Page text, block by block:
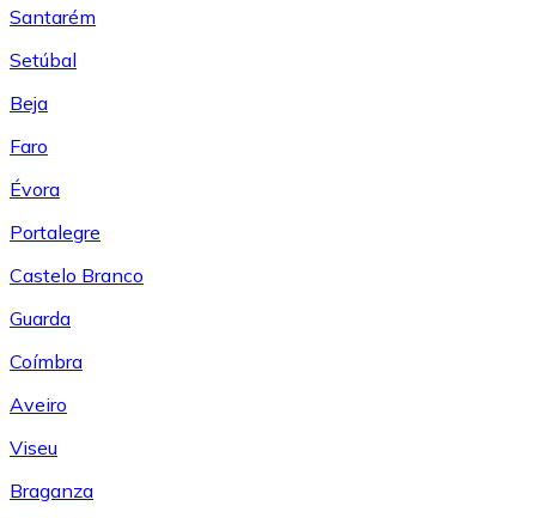
Santarém
Setúbal
Beja
Faro
Évora
Portalegre
Castelo Branco
Guarda
Coímbra
Aveiro
Viseu
Braganza